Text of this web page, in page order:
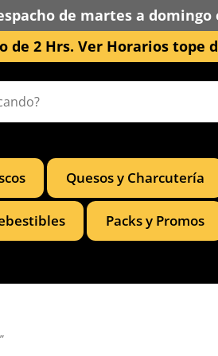
de martes a domingo
de 2 Hrs. Ver Horarios tope
Quesos y Charcutería
Packs y Promos